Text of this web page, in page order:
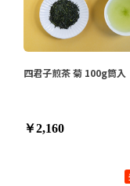
四君子煎茶 菊 100g筒入
￥2,160